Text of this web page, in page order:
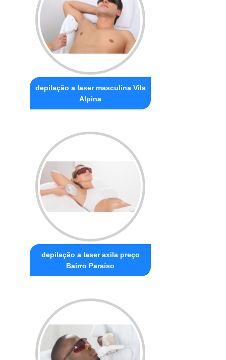
depilação a laser masculina Vila
Alpina
depilação a laser axila preço
Bairro Paraíso